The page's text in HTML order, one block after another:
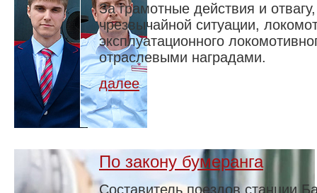
За грамотные действия и
чрезвычайной ситуации,
эксплуатационного
отраслевыми наградами.
далее
По закону бумеранга
Составитель поездов станции